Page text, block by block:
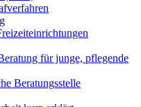
für junge, pflegende
Beratungsstelle